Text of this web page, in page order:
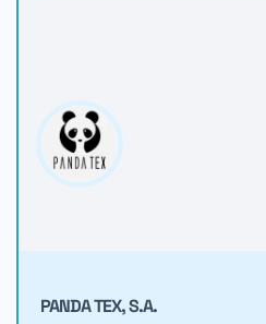
PANDA TEX, S.A.